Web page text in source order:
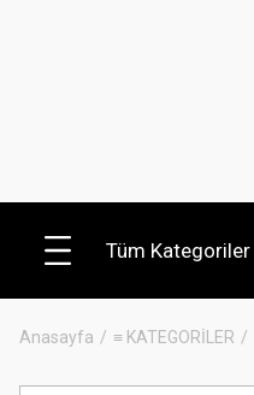
Tüm Kategoriler
Anasayfa ≡ KATEGORİLER